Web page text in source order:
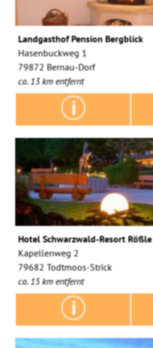
Landgasthof Pension Bergblick
Hasenbuckweg 1
79872 Bernau-Dorf
ca. 13 km entfernt
Hotel Schwarzwald-Resort Rößle
Kapellenweg 2
79682 Todtmoos-Strick
ca. 15 km entfernt